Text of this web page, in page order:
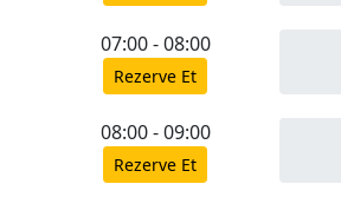
07:00 - 08:00
Rezerve Et
08:00 - 09:00
Rezerve Et